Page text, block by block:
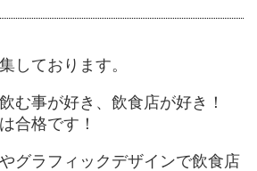
しております。
む事が好き、飲食店が好き！
合格です！
グラフィックデザインで飲食店